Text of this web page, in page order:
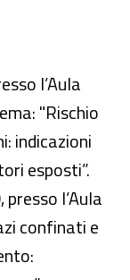
l’Aula
"Rischio
indicazioni
esposti”.
l’Aula
confinati e